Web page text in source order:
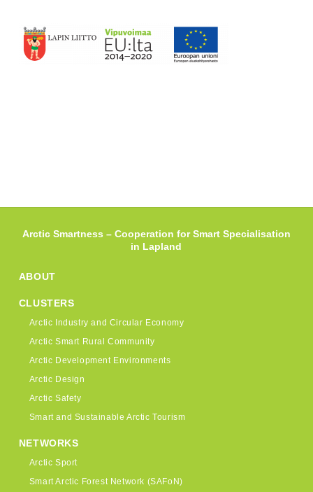
Arctic Smartness – Cooperation for Smart Specialisation
in Lapland
ABOUT
CLUSTERS
Arctic Industry and Circular Economy
Arctic Smart Rural Community
Arctic Development Environments
Arctic Design
Arctic Safety
Smart and Sustainable Arctic Tourism
NETWORKS
Arctic Sport
Smart Arctic Forest Network (SAFoN)